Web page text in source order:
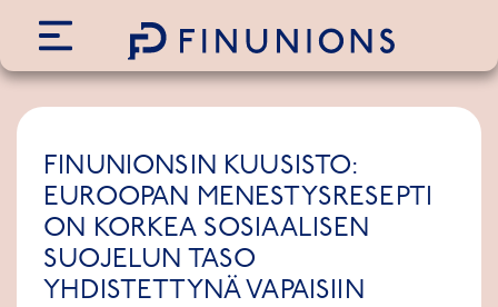
FINUNIONSIN KUUSISTO:
EUROOPAN MENESTYSRESEPTI
ON KORKEA SOSIAALISEN
SUOJELUN TASO
YHDISTETTYNÄ VAPAISIIN